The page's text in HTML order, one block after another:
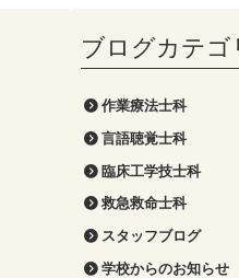
作業療法士科
言語聴覚士科
臨床工学技士科
救急救命士科
スタッフブログ
学校からのお知らせ